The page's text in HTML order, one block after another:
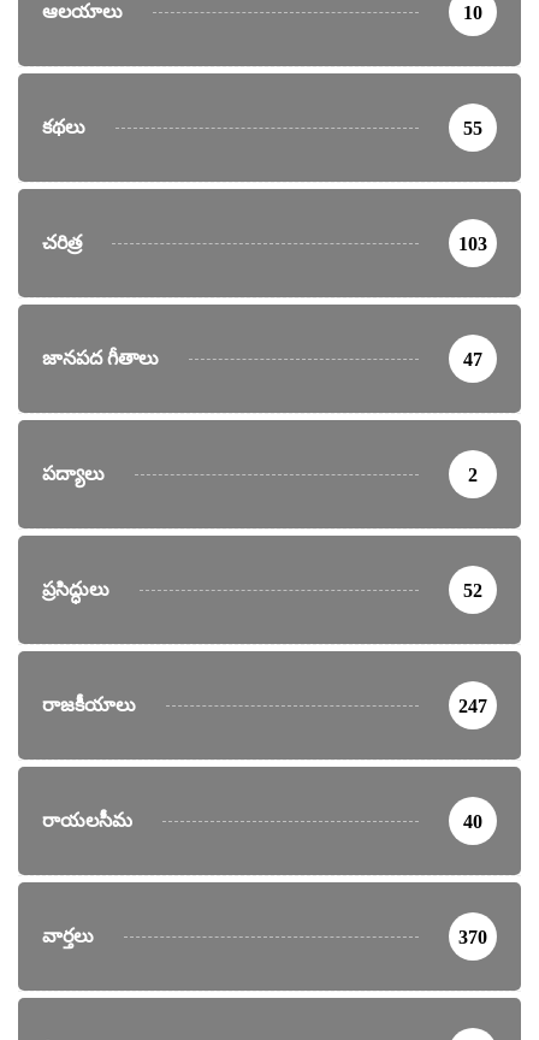
ఆలయాలు 10
కథలు 55
చరిత్ర 103
జానపద గీతాలు 47
పద్యాలు 2
ప్రసిద్ధులు 52
రాజకీయాలు 247
రాయలసీమ 40
వార్తలు 370